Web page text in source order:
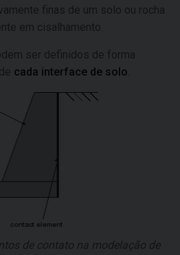
finas de um solo ou rocha
em cisalhamento.
ser definidos de forma
cada interface de solo
de contato na modelação de